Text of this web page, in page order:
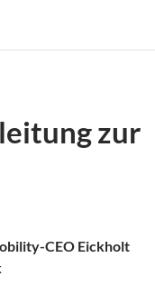
zur
CEO Eickholt